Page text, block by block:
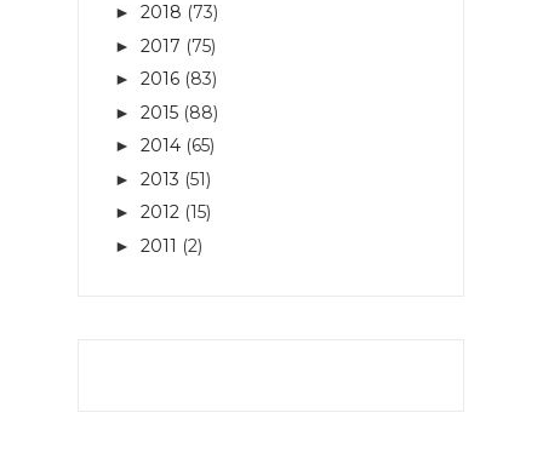
► 2018 (73)
► 2017 (75)
► 2016 (83)
► 2015 (88)
► 2014 (65)
► 2013 (51)
► 2012 (15)
► 2011 (2)